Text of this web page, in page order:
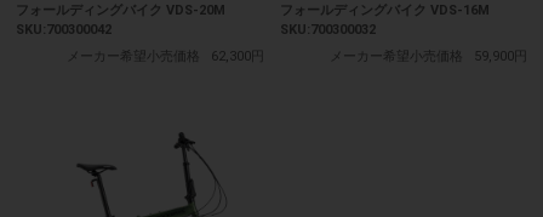
フォールディングバイク VDS-20M
SKU:700300042
メーカー希望小売価格
62,300円
フォールディングバイク VDS-16M
SKU:700300032
メーカー希望小売価格
59,900円